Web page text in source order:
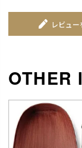
レビュー